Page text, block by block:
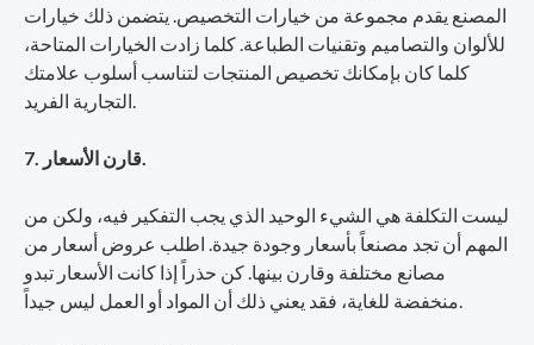
المصنع يقدم مجموعة من خيارات التخصيص. يتضمن ذلك خيارات
للألوان والتصاميم وتقنيات الطباعة. كلما زادت الخيارات المتاحة،
كلما كان بإمكانك تخصيص المنتجات لتناسب أسلوب علامتك
التجارية الفريد.
7. قارن الأسعار.
ليست التكلفة هي الشيء الوحيد الذي يجب التفكير فيه، ولكن من
المهم أن تجد مصنعاً بأسعار وجودة جيدة. اطلب عروض أسعار من
مصانع مختلفة وقارن بينها. كن حذراً إذا كانت الأسعار تبدو
منخفضة للغاية، فقد يعني ذلك أن المواد أو العمل ليس جيداً.